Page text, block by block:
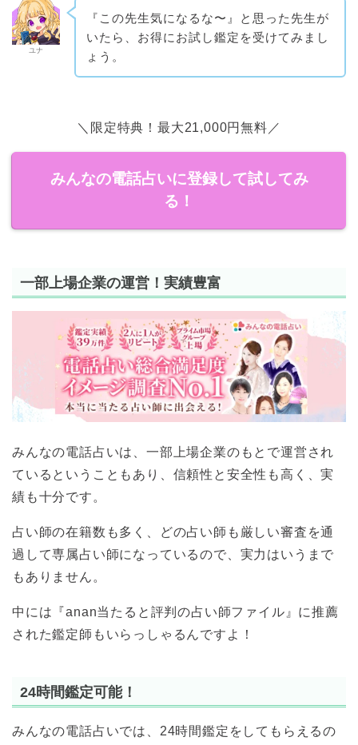
ユナ
『この先生気になるな〜』と思った先生が
いたら、お得にお試し鑑定を受けてみまし
ょう。
＼限定特典！最大21,000円無料／
みんなの電話占いに登録して試してみ
る！
一部上場企業の運営！実績豊富
みんなの電話占いは、一部上場企業のもとで運営され
ているということもあり、信頼性と安全性も高く、実
績も十分です。
占い師の在籍数も多く、どの占い師も厳しい審査を通
過して専属占い師になっているので、実力はいうまで
もありません。
中には『anan当たると評判の占い師ファイル』に推薦
された鑑定師もいらっしゃるんですよ！
24時間鑑定可能！
みんなの電話占いでは、24時間鑑定をしてもらえるの